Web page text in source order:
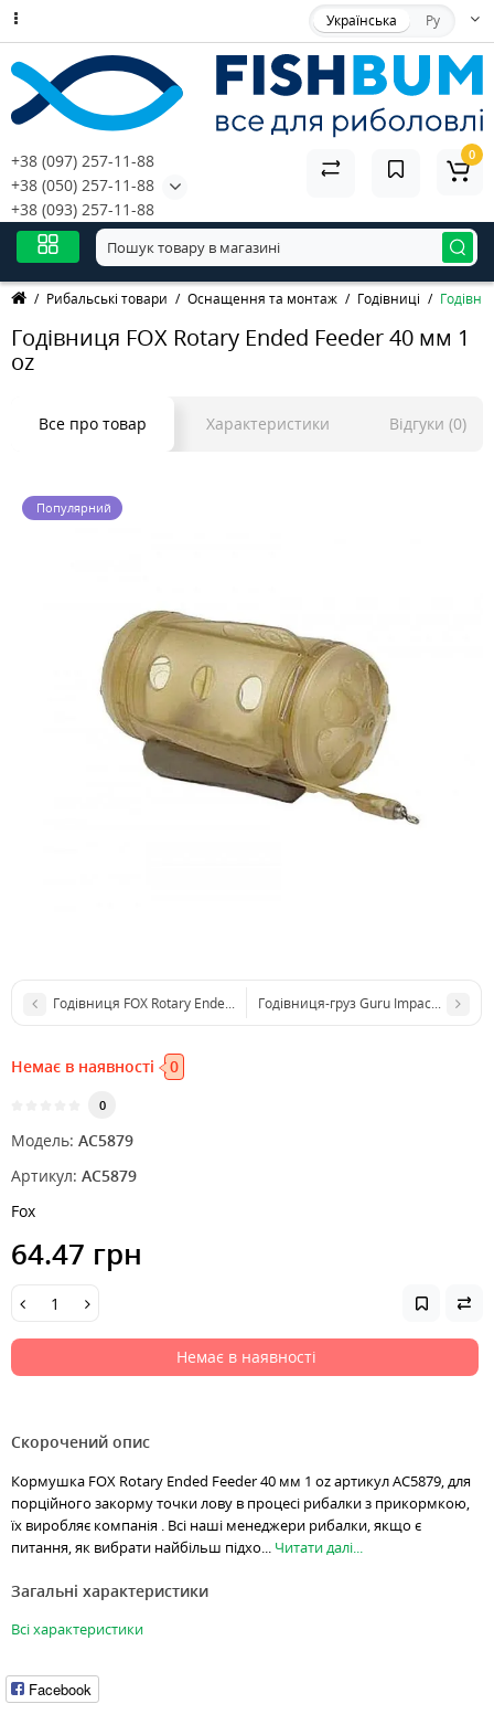
Українська Ру
+38 (097) 257-11-88
+38 (050) 257-11-88
+38 (093) 257-11-88
0
Рибальські товари Оснащення та монтаж Годівниці
Годівниця FOX Rotary Ended Feeder 40 мм 1
oz
Все про товар Характеристики Відгуки (0)
Популярний
Годівниця FOX Rotary Ended Feeder 30 мм 0.75 ozГодівниця-груз Guru Impact Bomb
Немає в наявності 0
0
Модель: AC5879
Артикул: AC5879
Fox
64.47 грн
Немає в наявності
Скорочений опис
Кормушка FOX Rotary Ended Feeder 40 мм 1 oz артикул AC5879, для
порційного закорму точки лову в процесі рибалки з прикормкою,
їх виробляє компанія . Всі наші менеджери рибалки, якщо є
питання, як вибрати найбільш підхо... Читати далі...
Загальні характеристики
Всі характеристики
Facebook